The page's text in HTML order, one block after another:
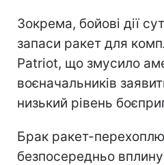
Зокрема, бойові дії
запаси ракет для
Patriot, що змусило
воєначальників
низький рівень
Брак ракет-
безпосередньо